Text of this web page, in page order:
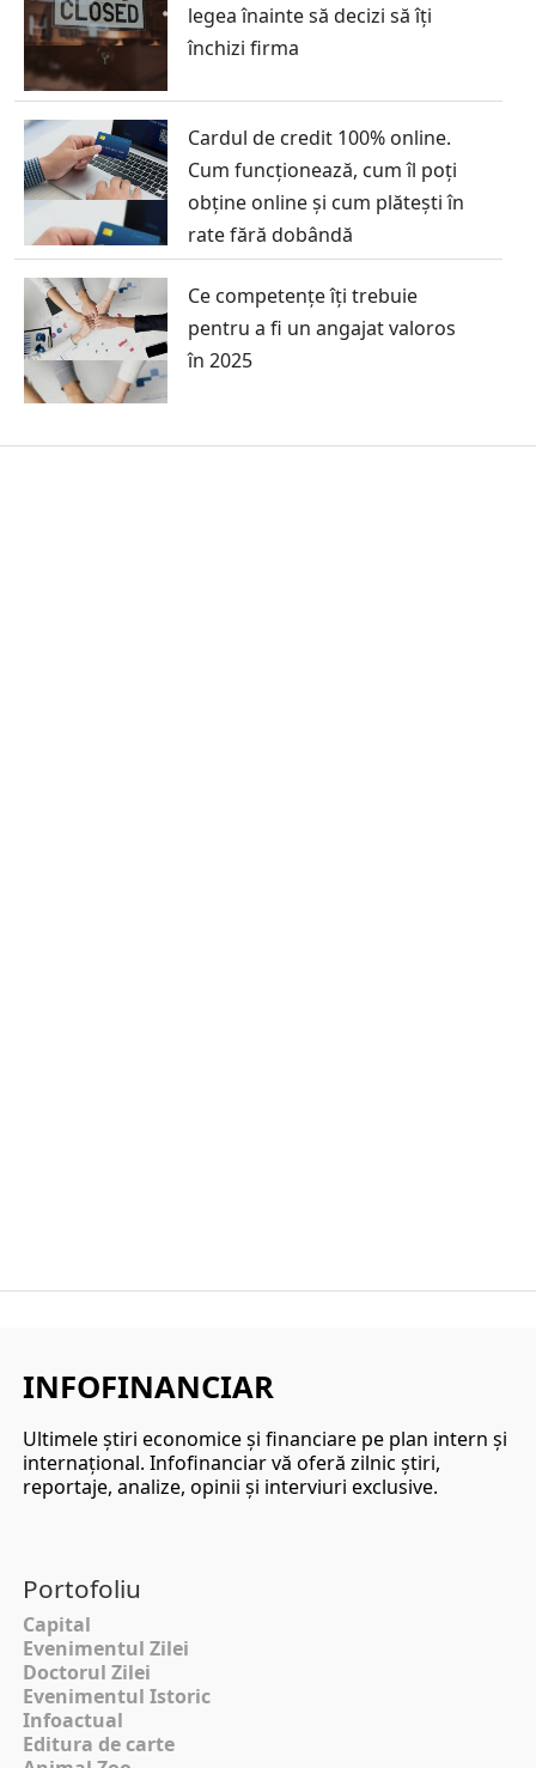
legea înainte să decizi să îți
închizi firma
Cardul de credit 100% online.
Cum funcționează, cum îl poți
obține online și cum plătești în
rate fără dobândă
Ce competențe îți trebuie
pentru a fi un angajat valoros
în 2025
INFOFINANCIAR
Ultimele ştiri economice şi financiare pe plan intern şi
internaţional. Infofinanciar vă oferă zilnic ştiri,
reportaje, analize, opinii şi interviuri exclusive.
Portofoliu
Capital
Evenimentul Zilei
Doctorul Zilei
Evenimentul Istoric
Infoactual
Editura de carte